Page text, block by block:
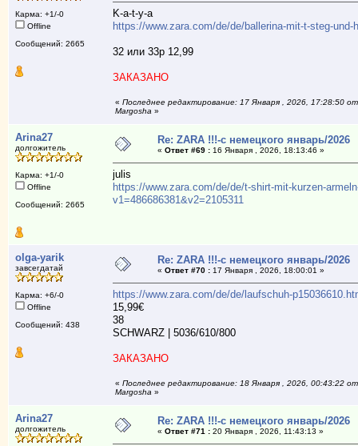
Карма: +1/-0
Offline
Сообщений: 2665
K-a-t-y-a
https://www.zara.com/de/de/ballerina-mit-t-steg-
32 или 33р 12,99
ЗАКАЗАНО
« Последнее редактирование: 17 Января , 2026, 17:28:50 от
Margosha »
Arina27
долгожитель
Карма: +1/-0
Offline
Сообщений: 2665
Re: ZARA !!!-с немецкого январь/2026
« Ответ #69 :16 Января , 2026, 18:13:46 »
julis
https://www.zara.com/de/de/t-shirt-mit-kurzen-
v1=486686381&v2=2105311
olga-yarik
завсегдатай
Карма: +6/-0
Offline
Сообщений: 438
Re: ZARA !!!-с немецкого январь/2026
« Ответ #70 :17 Января , 2026, 18:00:01 »
https://www.zara.com/de/de/laufschuh-
15,99€
38
SCHWARZ | 5036/610/800
ЗАКАЗАНО
« Последнее редактирование: 18 Января , 2026, 00:43:22 от
Margosha »
Arina27
долгожитель
Re: ZARA !!!-с немецкого январь/2026
« Ответ #71 :20 Января , 2026, 11:43:13 »